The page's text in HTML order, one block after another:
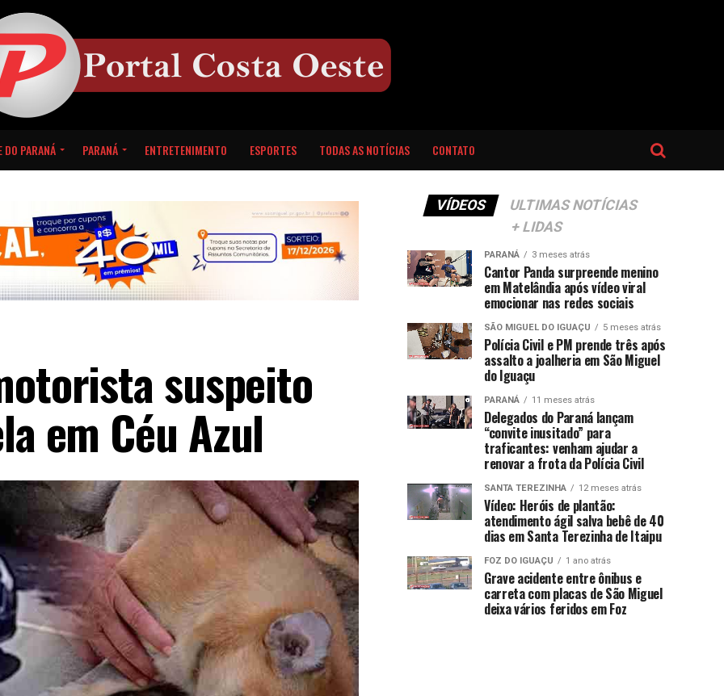
DO PARANÁ PARANÁ ENTRETENIMENTO ESPORTES TODAS AS NOTÍCIAS CONTATO
suspeito
em Céu Azul
VÍDEOS
ULTIMAS NOTÍCIAS
+ LIDAS
PARANÁ 3 meses atrás
Cantor Panda surpreende menino
em Matelândia após vídeo viral
emocionar nas redes sociais
SÃO MIGUEL DO IGUAÇU 5 meses atrás
Polícia Civil e PM prende três após
assalto a joalheria em São Miguel
do Iguaçu
PARANÁ 11 meses atrás
Delegados do Paraná lançam
“convite inusitado” para
traficantes: venham ajudar a
renovar a frota da Polícia Civil
SANTA TEREZINHA 12 meses atrás
Vídeo: Heróis de plantão:
atendimento ágil salva bebê de 40
dias em Santa Terezinha de Itaipu
FOZ DO IGUAÇU 1 ano atrás
Grave acidente entre ônibus e
carreta com placas de São Miguel
deixa vários feridos em Foz